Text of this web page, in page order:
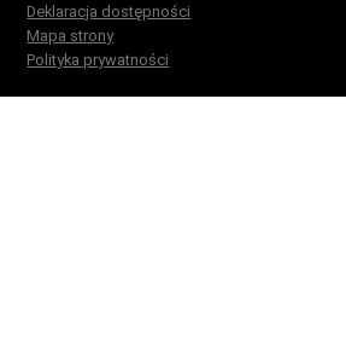
Deklaracja dostępności
Mapa strony
Polityka prywatności